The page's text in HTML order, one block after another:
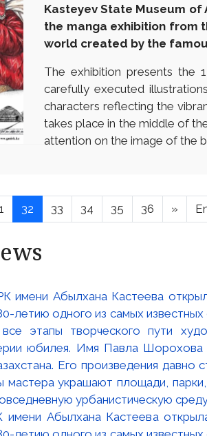
Kasteyev State Museum
the manga exhibition from
world created by the
The exhibition presents the
carefully executed
characters reflecting the
takes place in the middle of
attention on the image of the
32 33 34 35 36 »
имени Абылхана Кастеева